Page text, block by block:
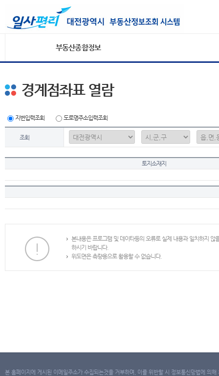
부동산종합정보
경계점좌표 열람
지번입력조회 도로명주소입력조회
조회
토지소재지
본내용은 프로그램 및 데이타등의 오류로 실제 내용과 일치하지
하시기 바랍니다.
위도면은 측량용으로 활용할 수 없습니다.
본 홈페이지에 게시된 이메일주소가 수집되는것을 거부하며, 이를 위반할 시 정보통신망법에 의